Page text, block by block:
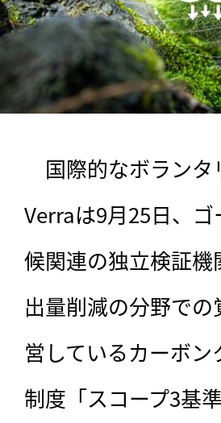
国際的なボランタ
Verraは9月25日、
候関連の独立検証
出量削減の分野で
営しているカーボ
制度「スコープ3基